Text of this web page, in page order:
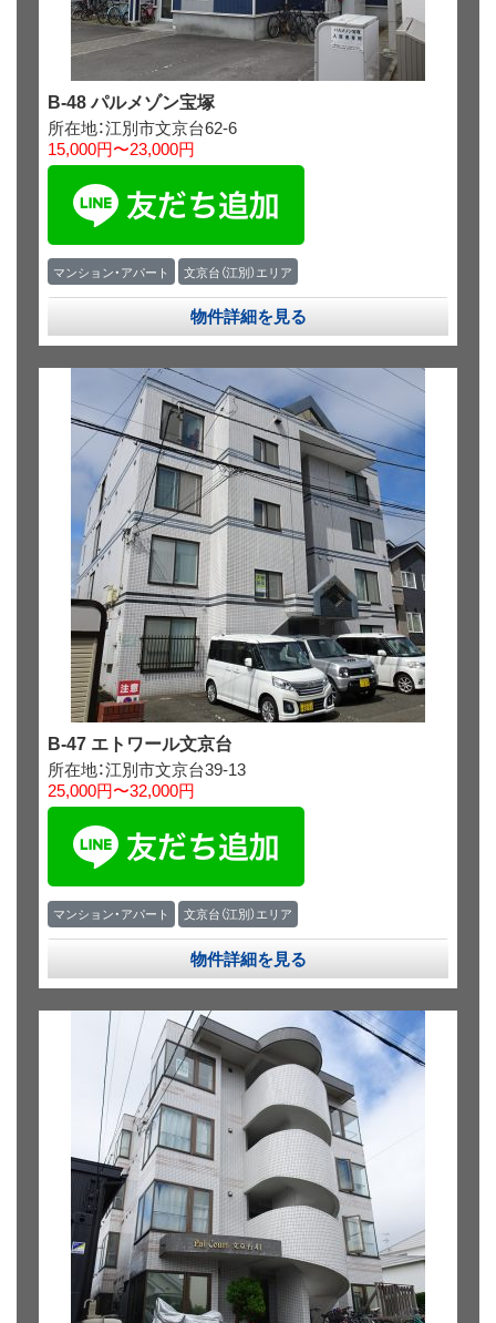
B-48 パルメゾン宝塚
所在地：江別市文京台62‐6
15,000円〜23,000円
マンション・アパート 文京台（江別）エリア
物件詳細を見る
B-47 エトワール文京台
所在地：江別市文京台39‐13
25,000円〜32,000円
マンション・アパート 文京台（江別）エリア
物件詳細を見る